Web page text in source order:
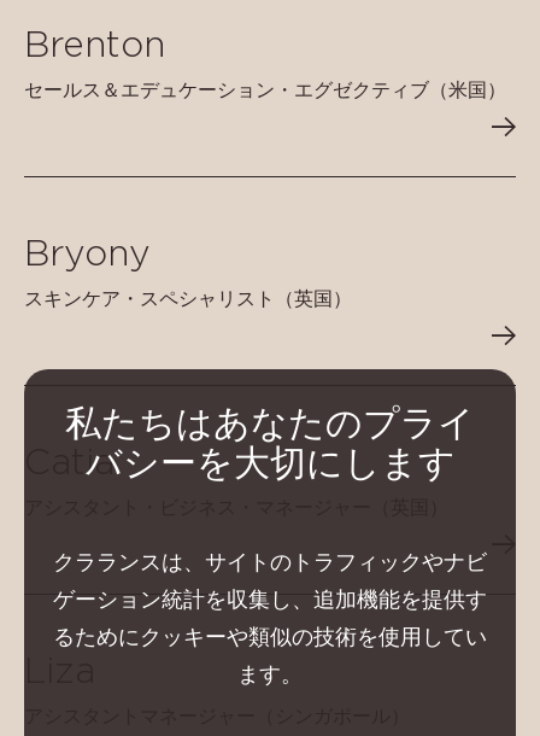
Brenton
セールス＆エデュケーション・エグゼクティブ（米国）
Bryony
スキンケア・スペシャリスト（英国）
Catia
私たちはあなたのプライ
バシーを大切にします
クラランスは、サイトのトラフィックやナビ
ゲーション統計を収集し、追加機能を提供す
るためにクッキーや類似の技術を使用してい
ます。